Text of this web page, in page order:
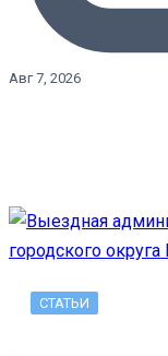
Авг 7, 2026
СТАТЬИ